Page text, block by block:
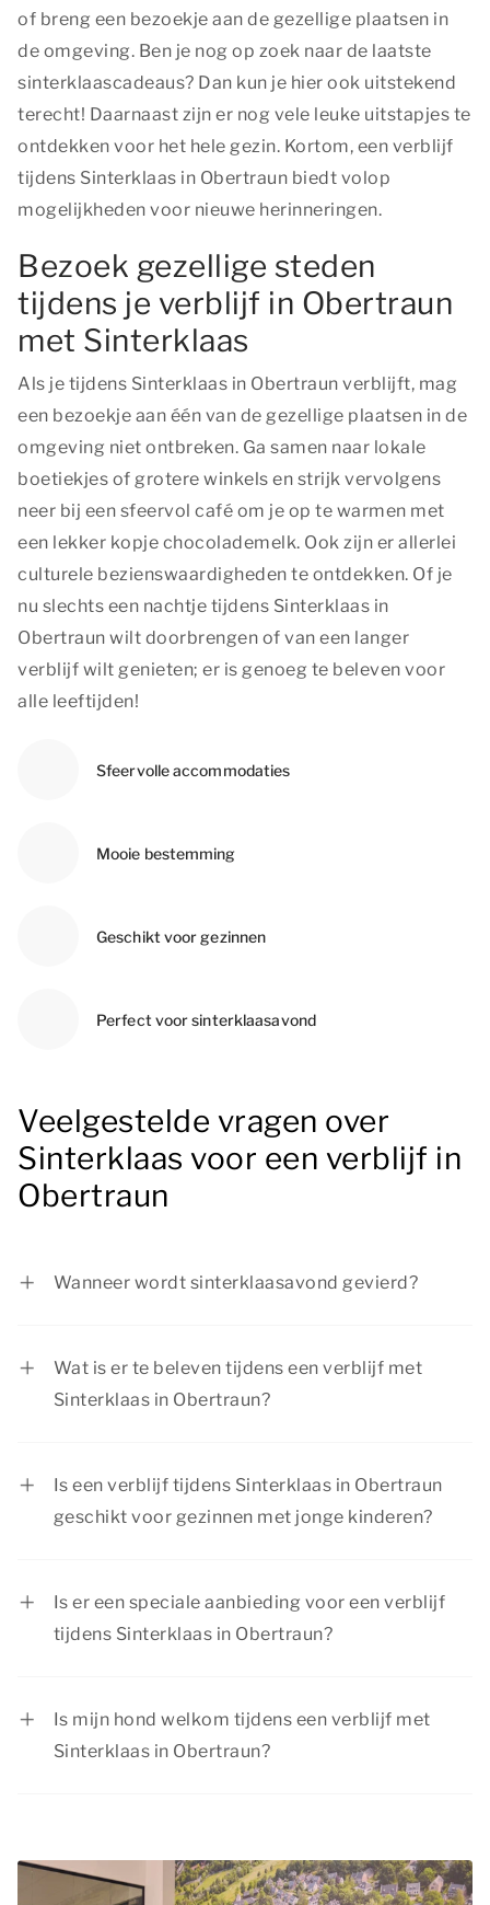
of breng een bezoekje aan de gezellige plaatsen in
de omgeving. Ben je nog op zoek naar de laatste
sinterklaascadeaus? Dan kun je hier ook uitstekend
terecht! Daarnaast zijn er nog vele leuke uitstapjes te
ontdekken voor het hele gezin. Kortom, een verblijf
tijdens Sinterklaas in Obertraun biedt volop
mogelijkheden voor nieuwe herinneringen.
Bezoek gezellige steden
tijdens je verblijf in Obertraun
met Sinterklaas
Als je tijdens Sinterklaas in Obertraun verblijft, mag
een bezoekje aan één van de gezellige plaatsen in de
omgeving niet ontbreken. Ga samen naar lokale
boetiekjes of grotere winkels en strijk vervolgens
neer bij een sfeervol café om je op te warmen met
een lekker kopje chocolademelk. Ook zijn er allerlei
culturele bezienswaardigheden te ontdekken. Of je
nu slechts een nachtje tijdens Sinterklaas in
Obertraun wilt doorbrengen of van een langer
verblijf wilt genieten; er is genoeg te beleven voor
alle leeftijden!
Sfeervolle accommodaties
Mooie bestemming
Geschikt voor gezinnen
Perfect voor sinterklaasavond
Veelgestelde vragen over
Sinterklaas voor een verblijf in
Obertraun
Wanneer wordt sinterklaasavond gevierd?
Wat is er te beleven tijdens een verblijf met
Sinterklaas in Obertraun?
Is een verblijf tijdens Sinterklaas in Obertraun
geschikt voor gezinnen met jonge kinderen?
Is er een speciale aanbieding voor een verblijf
tijdens Sinterklaas in Obertraun?
Is mijn hond welkom tijdens een verblijf met
Sinterklaas in Obertraun?
meeste accommodaties zijn huisdieren
toegestaan. Vergeet niet je huisdier toe te